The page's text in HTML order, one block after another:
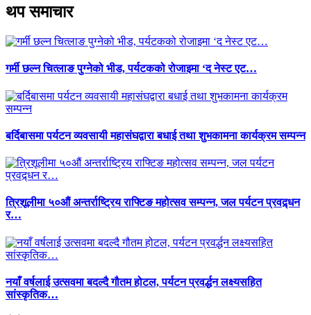
थप समाचार
गर्मी छल्न चित्लाङ पुग्नेको भीड, पर्यटकको रोजाइमा ‘द नेस्ट एट…
बर्दिबासमा पर्यटन व्यवसायी महासंघद्वारा बधाई तथा शुभकामना कार्यक्रम सम्पन्न
त्रिशूलीमा ५०औं अन्तर्राष्ट्रिय राफ्टिङ महोत्सव सम्पन्न, जल पर्यटन प्रवद्र्धन
र…
नयाँ वर्षलाई उत्सवमा बदल्दै गौतम होटल, पर्यटन प्रवर्द्धन लक्ष्यसहित
सांस्कृतिक…